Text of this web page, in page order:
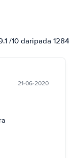
/10 daripada
21-06-2020